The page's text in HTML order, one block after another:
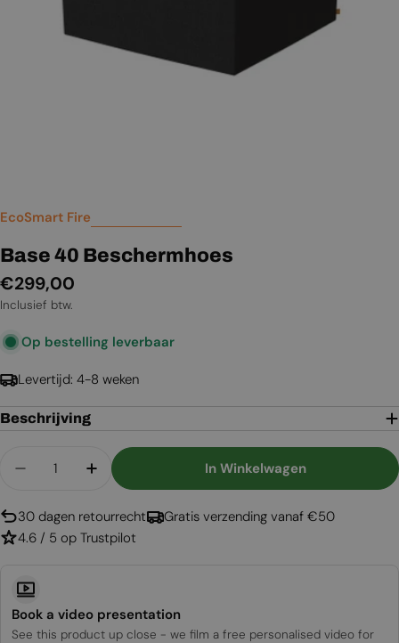
EcoSmart Fire
Base 40 Beschermhoes
Normale
prijs
€299,00
Inclusief btw.
Op bestelling leverbaar
Levertijd: 4-8 weken
Beschrijving
Aantal Verlagen Voor Base 40 Beschermhoes
Aantal Verhogen Voor Base 40
In Winkelwagen
30 dagen retourrecht
Gratis verzending vanaf €50
4.6 / 5 op Trustpilot
Book a video presentation
See this product up close - we film a free personalised video for